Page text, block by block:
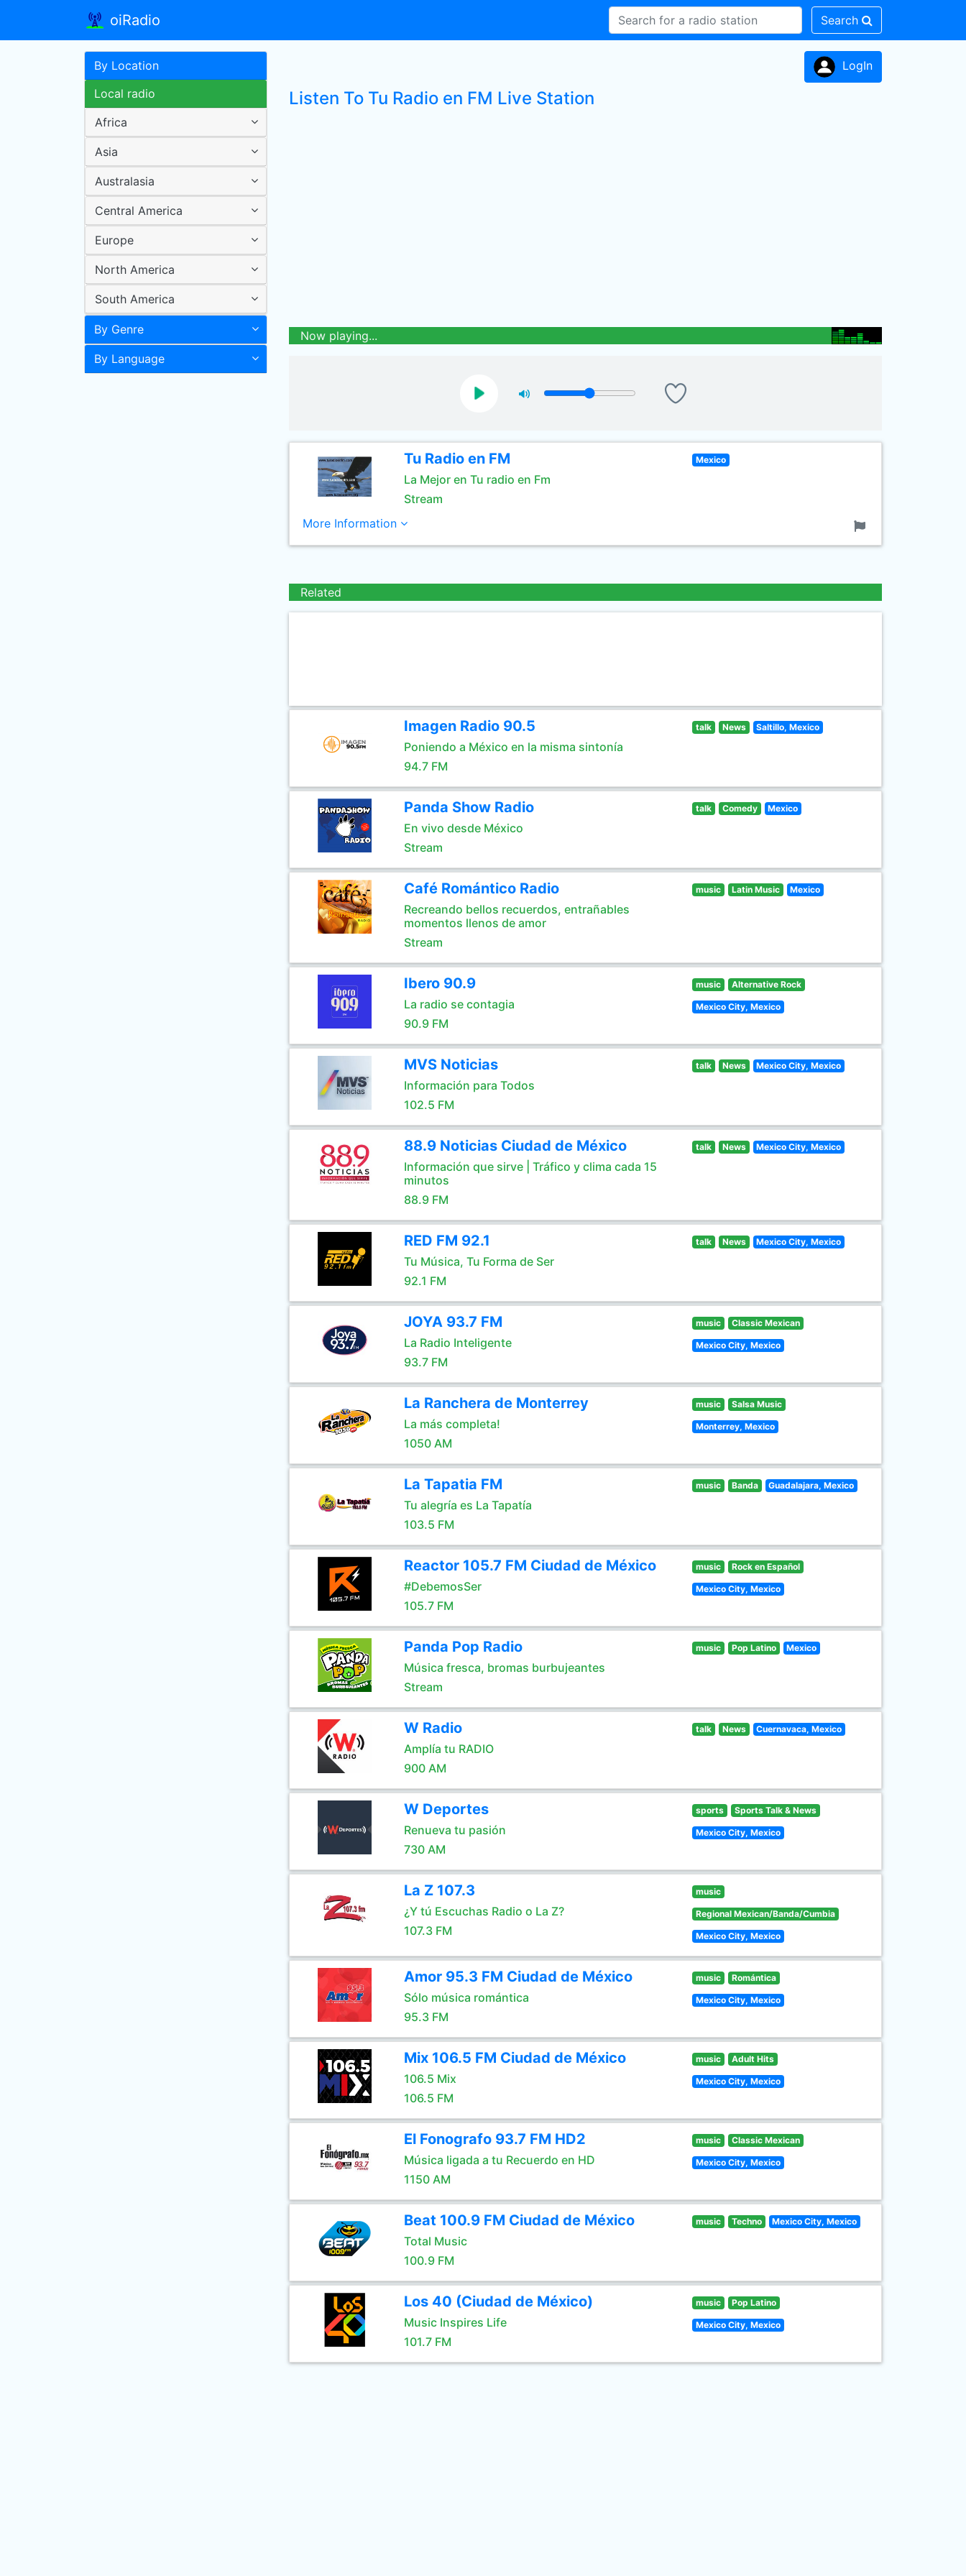
oiRadio Search
By Location
Local radio
Africa
Asia
Australasia
Central America
Europe
North America
South America
By Genre
By Language
LogIn
Listen To Tu Radio en FM Live Station
Now playing...
Tu Radio en FM
La Mejor en Tu radio en Fm
Stream
Mexico
More Information
Related
Imagen Radio 90.5
Poniendo a México en la misma sintonía
94.7 FM
talk News Saltillo, Mexico
Panda Show Radio
En vivo desde México
Stream
talk Comedy Mexico
Café Romántico Radio
Recreando bellos recuerdos, entrañables
momentos llenos de amor
Stream
music Latin Music Mexico
Ibero 90.9
La radio se contagia
90.9 FM
music Alternative Rock
Mexico City, Mexico
MVS Noticias
Información para Todos
102.5 FM
talk News Mexico City, Mexico
88.9 Noticias Ciudad de México
Información que sirve | Tráfico y clima cada 15
minutos
88.9 FM
talk News Mexico City, Mexico
RED FM 92.1
Tu Música, Tu Forma de Ser
92.1 FM
talk News Mexico City, Mexico
JOYA 93.7 FM
La Radio Inteligente
93.7 FM
music Classic Mexican
Mexico City, Mexico
La Ranchera de Monterrey
La más completa!
1050 AM
music Salsa Music
Monterrey, Mexico
La Tapatia FM
Tu alegría es La Tapatía
103.5 FM
music Banda Guadalajara, Mexico
Reactor 105.7 FM Ciudad de México
#DebemosSer
105.7 FM
music Rock en Español
Mexico City, Mexico
Panda Pop Radio
Música fresca, bromas burbujeantes
Stream
music Pop Latino Mexico
W Radio
Amplía tu RADIO
900 AM
talk News Cuernavaca, Mexico
W Deportes
Renueva tu pasión
730 AM
sports Sports Talk & News
Mexico City, Mexico
La Z 107.3
¿Y tú Escuchas Radio o La Z?
107.3 FM
music
Regional Mexican/Banda/Cumbia
Mexico City, Mexico
Amor 95.3 FM Ciudad de México
Sólo música romántica
95.3 FM
music Romántica
Mexico City, Mexico
Mix 106.5 FM Ciudad de México
106.5 Mix
106.5 FM
music Adult Hits
Mexico City, Mexico
El Fonografo 93.7 FM HD2
Música ligada a tu Recuerdo en HD
1150 AM
music Classic Mexican
Mexico City, Mexico
Beat 100.9 FM Ciudad de México
Total Music
100.9 FM
music Techno Mexico City, Mexico
Los 40 (Ciudad de México)
Music Inspires Life
101.7 FM
music Pop Latino
Mexico City, Mexico